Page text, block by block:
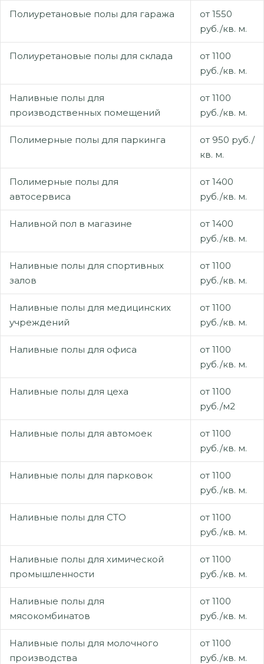
Полиуретановые полы для гаража
от 1550
руб./кв. м.
Полиуретановые полы для склада
от 1100
руб./кв. м.
Наливные полы для
производственных помещений
от 1100
руб./кв. м.
Полимерные полы для паркинга
от 950 руб./
кв. м.
Полимерные полы для
автосервиса
от 1400
руб./кв. м.
Наливной пол в магазине
от 1400
руб./кв. м.
Наливные полы для спортивных
залов
от 1100
руб./кв. м.
Наливные полы для медицинских
учреждений
от 1100
руб./кв. м.
Наливные полы для офиса
от 1100
руб./кв. м.
Наливные полы для цеха
от 1100
руб./м2
Наливные полы для автомоек
от 1100
руб./кв. м.
Наливные полы для парковок
от 1100
руб./кв. м.
Наливные полы для СТО
от 1100
руб./кв. м.
Наливные полы для химической
промышленности
от 1100
руб./кв. м.
Наливные полы для
мясокомбинатов
от 1100
руб./кв. м.
Наливные полы для молочного
производства
от 1100
руб./кв. м.